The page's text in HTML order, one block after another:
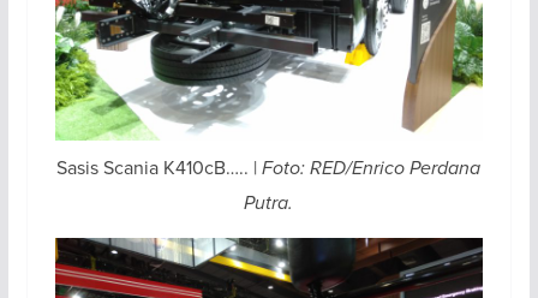
Sasis Scania K410cB….. |Foto: RED/Enrico Perdana
Putra.